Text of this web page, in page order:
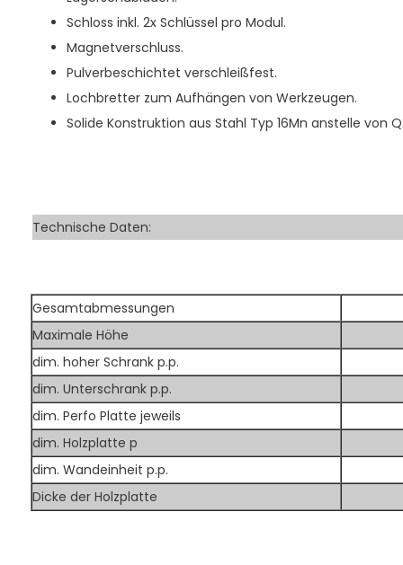
Schloss inkl. 2x Schlüssel pro Modul.
Magnetverschluss.
Pulverbeschichtet verschleißfest.
Lochbretter zum Aufhängen von Werkzeugen.
Solide Konstruktion aus Stahl Typ 16Mn anstelle von
Technische Daten:
Gesamtabmessungen
Maximale Höhe
dim. hoher Schrank p.p.
dim. Unterschrank p.p.
dim. Perfo Platte jeweils
dim. Holzplatte p
dim. Wandeinheit p.p.
Dicke der Holzplatte